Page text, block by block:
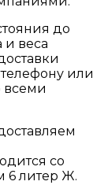
до
и веса
или
всеми
со
6 литер Ж.